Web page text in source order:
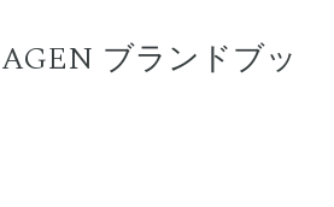
ブランドブッ